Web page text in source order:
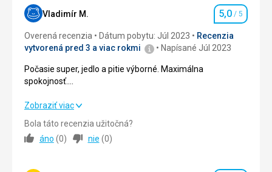
restaurací.
Ubytovanie
Ubytování super. Uklid prováděli každý den a 1x
výměna ručníků.Apartmán pěkný.
Služby
Služby výborné
Táto recenzia bola preložená automaticky pomocou
Google Translate
Vladimír M. Hodnotenie
5,0 / 5
Overená recenzia Dátum pobytu: Júl 2023
Recenzia
vytvorená pred 3 a viac rokmi
Napísané Júl 2023
Počasie super, jedlo a pitie výborné. Maximálna
spokojnosť.
Počasie super, jedlo a pitie výborné. Maximálna
spokojnosť.
More čisté a príjemné.
Zobraziť viac
Bola táto recenzia užitočná?
áno (0) nie (0)